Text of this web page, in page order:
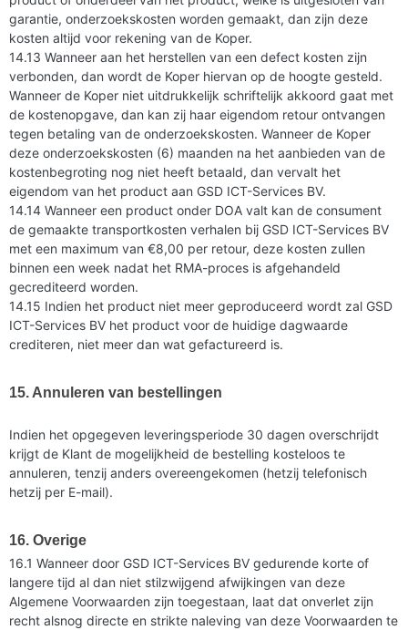
garantie, onderzoekskosten worden gemaakt, dan zijn deze
kosten altijd voor rekening van de Koper.
14.13 Wanneer aan het herstellen van een defect kosten zijn
verbonden, dan wordt de Koper hiervan op de hoogte gesteld.
Wanneer de Koper niet uitdrukkelijk schriftelijk akkoord gaat met
de kostenopgave, dan kan zij haar eigendom retour ontvangen
tegen betaling van de onderzoekskosten. Wanneer de Koper
deze onderzoekskosten (6) maanden na het aanbieden van de
kostenbegroting nog niet heeft betaald, dan vervalt het
eigendom van het product aan GSD ICT-Services BV.
14.14 Wanneer een product onder DOA valt kan de consument
de gemaakte transportkosten verhalen bij GSD ICT-Services BV
met een maximum van €8,00 per retour, deze kosten zullen
binnen een week nadat het RMA-proces is afgehandeld
gecrediteerd worden.
14.15 Indien het product niet meer geproduceerd wordt zal GSD
ICT-Services BV het product voor de huidige dagwaarde
crediteren, niet meer dan wat gefactureerd is.
15. Annuleren van bestellingen
Indien het opgegeven leveringsperiode 30 dagen overschrijdt
krijgt de Klant de mogelijkheid de bestelling kosteloos te
annuleren, tenzij anders overeengekomen (hetzij telefonisch
hetzij per E-mail).
16. Overige
16.1 Wanneer door GSD ICT-Services BV gedurende korte of
langere tijd al dan niet stilzwijgend afwijkingen van deze
Algemene Voorwaarden zijn toegestaan, laat dat onverlet zijn
recht alsnog directe en strikte naleving van deze Voorwaarden te